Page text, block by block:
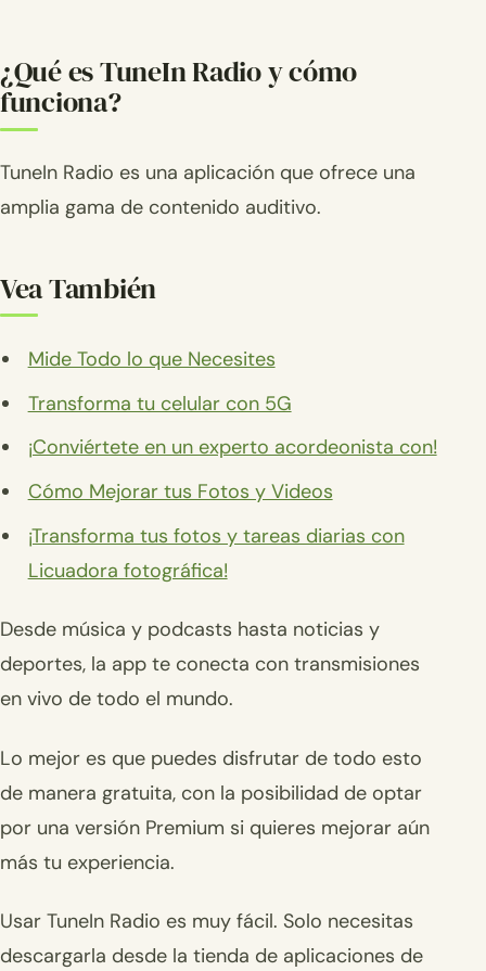
¿Qué es TuneIn Radio y cómo
funciona?
TuneIn Radio es una aplicación que ofrece una
amplia gama de contenido auditivo.
Vea También
Mide Todo lo que Necesites
Transforma tu celular con 5G
¡Conviértete en un experto acordeonista con!
Cómo Mejorar tus Fotos y Videos
¡Transforma tus fotos y tareas diarias con
Licuadora fotográfica!
Desde música y podcasts hasta noticias y
deportes, la app te conecta con transmisiones
en vivo de todo el mundo.
Lo mejor es que puedes disfrutar de todo esto
de manera gratuita, con la posibilidad de optar
por una versión Premium si quieres mejorar aún
más tu experiencia.
Usar TuneIn Radio es muy fácil. Solo necesitas
descargarla desde la tienda de aplicaciones de